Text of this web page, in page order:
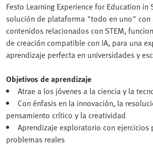
Festo Learning Experience for Education in
solución de plataforma "todo en uno" con
contenidos relacionados con STEM,
de creación compatible con IA, para una
aprendizaje perfecta en universidades y
Objetivos de aprendizaje
Atrae a los jóvenes a la ciencia y la
Con énfasis en la innovación, la
pensamiento crítico y la creatividad
Aprendizaje exploratorio con ejercicios
problemas reales